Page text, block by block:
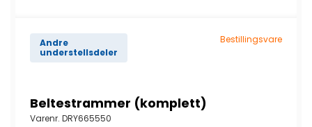
Andre
understellsdeler
Bestillingsvare
Beltestrammer (komplett)
Varenr. DRY665550